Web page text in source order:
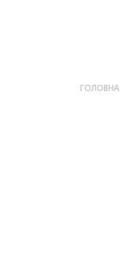
ГОЛОВНА